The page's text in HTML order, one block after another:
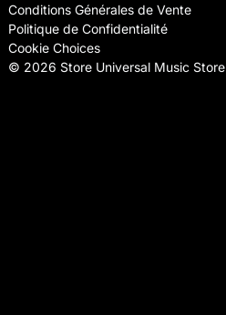
Conditions Générales de Vente
Politique de Confidentialité
Cookie Choices
© 2026 Store Universal Music Store